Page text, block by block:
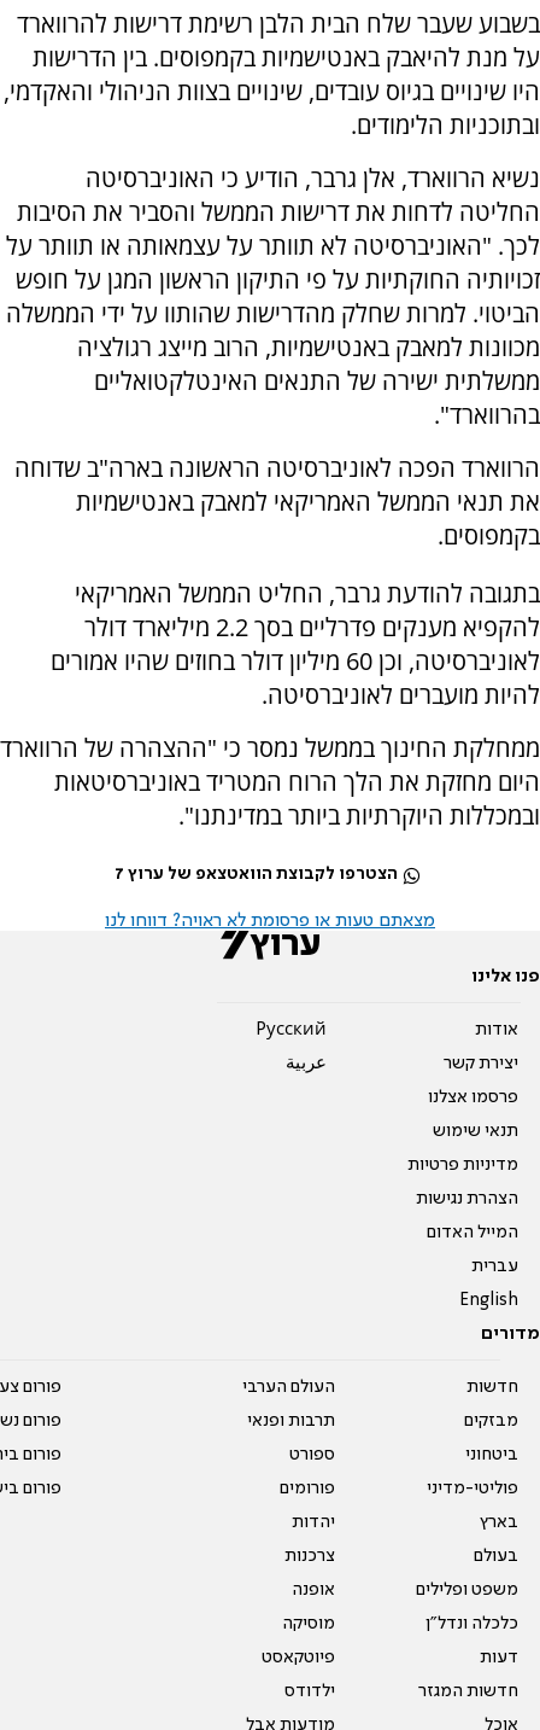
בשבוע שעבר שלח הבית הלבן רשימת דרישות להרווארד
על מנת להיאבק באנטישמיות בקמפוסים. בין הדרישות
היו שינויים בגיוס עובדים, שינויים בצוות הניהולי והאקדמי,
ובתוכניות הלימודים.
נשיא הרווארד, אלן גרבר, הודיע כי האוניברסיטה
החליטה לדחות את דרישות הממשל והסביר את הסיבות
לכך. "האוניברסיטה לא תוותר על עצמאותה או תוותר על
זכויותיה החוקתיות על פי התיקון הראשון המגן על חופש
הביטוי. למרות שחלק מהדרישות שהותוו על ידי הממשלה
מכוונות למאבק באנטישמיות, הרוב מייצג רגולציה
ממשלתית ישירה של התנאים האינטלקטואליים
בהרווארד".
הרווארד הפכה לאוניברסיטה הראשונה בארה"ב שדוחה
את תנאי הממשל האמריקאי למאבק באנטישמיות
בקמפוסים.
בתגובה להודעת גרבר, החליט הממשל האמריקאי
להקפיא מענקים פדרליים בסך 2.2 מיליארד דולר
לאוניברסיטה, וכן 60 מיליון דולר בחוזים שהיו אמורים
להיות מועברים לאוניברסיטה.
ממחלקת החינוך בממשל נמסר כי "ההצהרה של הרווארד
היום מחזקת את הלך הרוח המטריד באוניברסיטאות
ובמכללות היוקרתיות ביותר במדינתנו".
הצטרפו לקבוצת הוואטצאפ של ערוץ 7
מצאתם טעות או פרסומת לא ראויה? דווחו לנו
פנו אלינו
אודות
יצירת קשר
פרסמו אצלנו
תנאי שימוש
מדיניות פרטיות
הצהרת נגישות
המייל האדום
עברית
English
Pусский
عربية
מדורים
חדשות
מבזקים
ביטחוני
פוליטי-מדיני
בארץ
בעולם
משפט ופלילים
כלכלה ונדל"ן
דעות
חדשות המגזר
אוכל
העולם הערבי
תרבות ופנאי
ספורט
פורומים
יהדות
צרכנות
אופנה
מוסיקה
פיוטקאסט
ילדודס
מודעות אבל
פורום
פורום
פורום
פורום